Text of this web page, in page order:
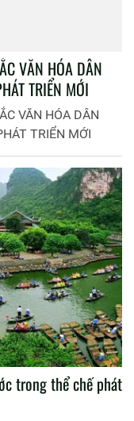
VĂN HÓA DÂN
TRIỂN MỚI
VĂN HÓA DÂN
TRIỂN MỚI
trong thể chế phát